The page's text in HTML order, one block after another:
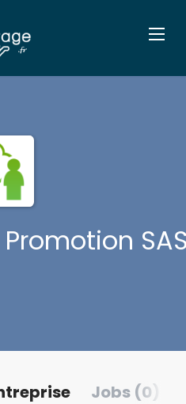
Jobs (0)